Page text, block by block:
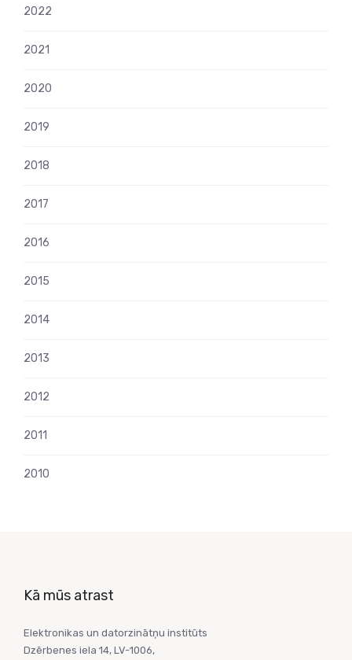
2022
2021
2020
2019
2018
2017
2016
2015
2014
2013
2012
2011
2010
Kā mūs atrast
Elektronikas un datorzinātņu institūts
Dzērbenes iela 14, LV-1006,